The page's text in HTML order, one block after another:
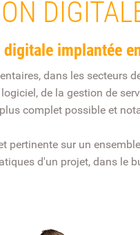
implantée
dans les secteurs
de la gestion de
complet possible et
pertinente sur un
d'un projet, dans le